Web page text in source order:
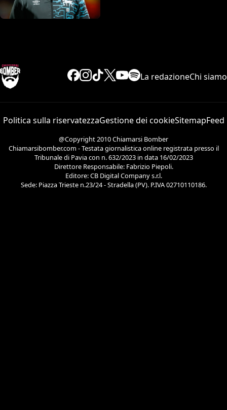
La redazioneChi siamo
Politica sulla riservatezzaGestione dei cookieSitemapFeed
@Copyright 2010 Chiamarsi Bomber
Chiamarsibomber.com - Testata giornalistica online registrata presso il
Tribunale di Pavia con n. 632/2023 in data 16/02/2023
Direttore Responsabile: Fabrizio Piepoli.
Editore: CB Digital Company s.r.l.
Sede: Piazza Trieste n.23/24 - Stradella (PV). P.IVA 02710110186.